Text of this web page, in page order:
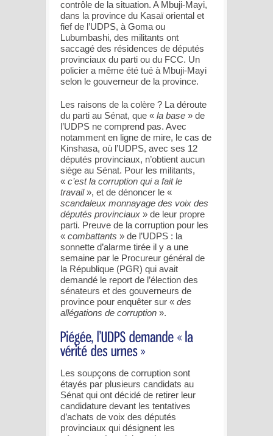
contrôle de la situation. A Mbuji-Mayi,
dans la province du Kasaï oriental et
fief de l’UDPS, à Goma ou
Lubumbashi, des militants ont
saccagé des résidences de députés
provinciaux du parti ou du FCC. Un
policier a même été tué à Mbuji-Mayi
selon le gouverneur de la province.
Les raisons de la colère ? La déroute
du parti au Sénat, que « la base » de
l’UDPS ne comprend pas. Avec
notamment en ligne de mire, le cas de
Kinshasa, où l’UDPS, avec ses 12
députés provinciaux, n’obtient aucun
siège au Sénat. Pour les militants,
« c’est la corruption qui a fait le
travail», et de dénoncer le «
scandaleux monnayage des voix des
députés provinciaux » de leur propre
parti. Preuve de la corruption pour les
« combattants » de l’UDPS : la
sonnette d’alarme tirée il y a une
semaine par le Procureur général de
la République (PGR) qui avait
demandé le report de l’élection des
sénateurs et des gouverneurs de
province pour enquêter sur « des
allégations de corruption ».
Les soupçons de corruption sont
étayés par plusieurs candidats au
Sénat qui ont décidé de retirer leur
candidature devant les tentatives
d’achats de voix des députés
provinciaux qui désignent les